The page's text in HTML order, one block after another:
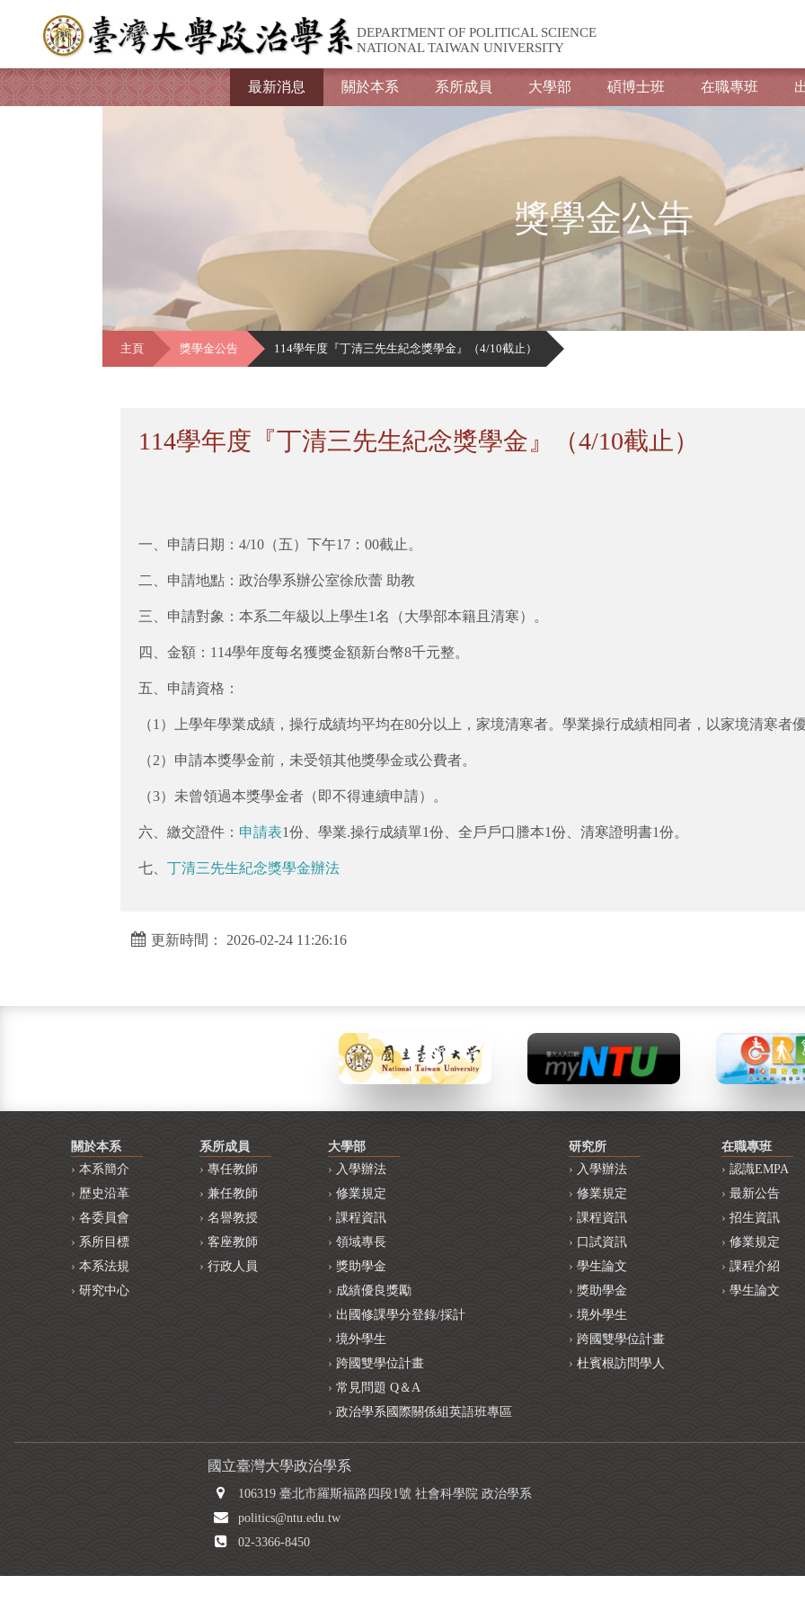
DEPARTMENT OF POLITICAL SCIENCE
NATIONAL TAIWAN UNIVERSITY
最新消息 關於本系 系所成員 大學部 碩博士班 在職專班
獎學金公告
主頁 獎學金公告 114學年度『丁清三先生紀念獎學金』（4/10截止）
114學年度『丁清三先生紀念獎學金』（4/10截止）
一、申請日期：4/10（五）下午17：00截止。
二、申請地點：政治學系辦公室徐欣蕾 助教
三、申請對象：本系二年級以上學生1名（大學部本籍且清寒）。
四、金額：114學年度每名獲獎金額新台幣8千元整。
五、申請資格：
（1）上學年學業成績，操行成績均平均在80分以上，家境清寒者。學業操行成績相同者，以家境清寒者
（2）申請本獎學金前，未受領其他獎學金或公費者。
（3）未曾領過本獎學金者（即不得連續申請）。
六、繳交證件： 申請表1份、學業.操行成績單1份、全戶戶口謄本1份、清寒證明書1份。
七、 丁清三先生紀念獎學金辦法
更新時間： 2026-02-24 11:26:16
關於本系
本系簡介
歷史沿革
各委員會
系所目標
本系法規
研究中心
系所成員
專任教師
兼任教師
名譽教授
客座教師
行政人員
大學部
入學辦法
修業規定
課程資訊
領域專長
獎助學金
成績優良獎勵
出國修課學分登錄/採計
境外學生
跨國雙學位計畫
常見問題 Q＆A
政治學系國際關係組英語班專區
研究所
入學辦法
修業規定
課程資訊
口試資訊
學生論文
獎助學金
境外學生
跨國雙學位計畫
杜賓根訪問學人
在職專班
認識EMPA
最新公告
招生資訊
修業規定
課程介紹
學生論文
國立臺灣大學政治學系
106319 臺北市羅斯福路四段1號 社會科學院 政治學系
politics@ntu.edu.tw
02-3366-8450